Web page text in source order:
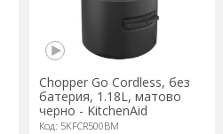
Chopper Go Cordless, без
батерия, 1.18L, матово
черно - KitchenAid
Код: 5KFCR500BM